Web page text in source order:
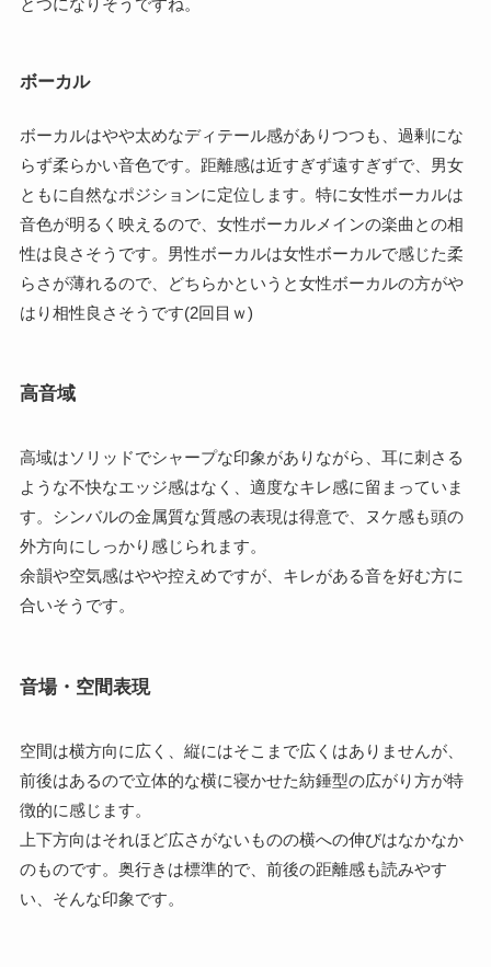
ボーカル
ボーカルはやや太めなディテール感がありつつも、過剰にな
らず柔らかい音色です。距離感は近すぎず遠すぎずで、男女
ともに自然なポジションに定位します。特に女性ボーカルは
音色が明るく映えるので、女性ボーカルメインの楽曲との相
性は良さそうです。男性ボーカルは女性ボーカルで感じた柔
らさが薄れるので、どちらかというと女性ボーカルの方がや
はり相性良さそうです(2回目ｗ)
高音域
高域はソリッドでシャープな印象がありながら、耳に刺さる
ような不快なエッジ感はなく、適度なキレ感に留まっていま
す。シンバルの金属質な質感の表現は得意で、ヌケ感も頭の
外方向にしっかり感じられます。
余韻や空気感はやや控えめですが、キレがある音を好む方に
合いそうです。
音場・空間表現
空間は横方向に広く、縦にはそこまで広くはありませんが、
前後はあるので立体的な横に寝かせた紡錘型の広がり方が特
徴的に感じます。
上下方向はそれほど広さがないものの横への伸びはなかなか
のものです。奥行きは標準的で、前後の距離感も読みやす
い、そんな印象です。